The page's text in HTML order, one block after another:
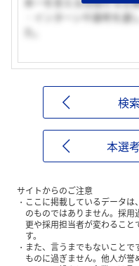
・インターンや選考を通
検
本選
サイトからのご注意
ここに掲載しているデータ
のものではありません。採
更や採用担当者が変わること
す。
また、言うまでもないこと
ものに過ぎません。他人が